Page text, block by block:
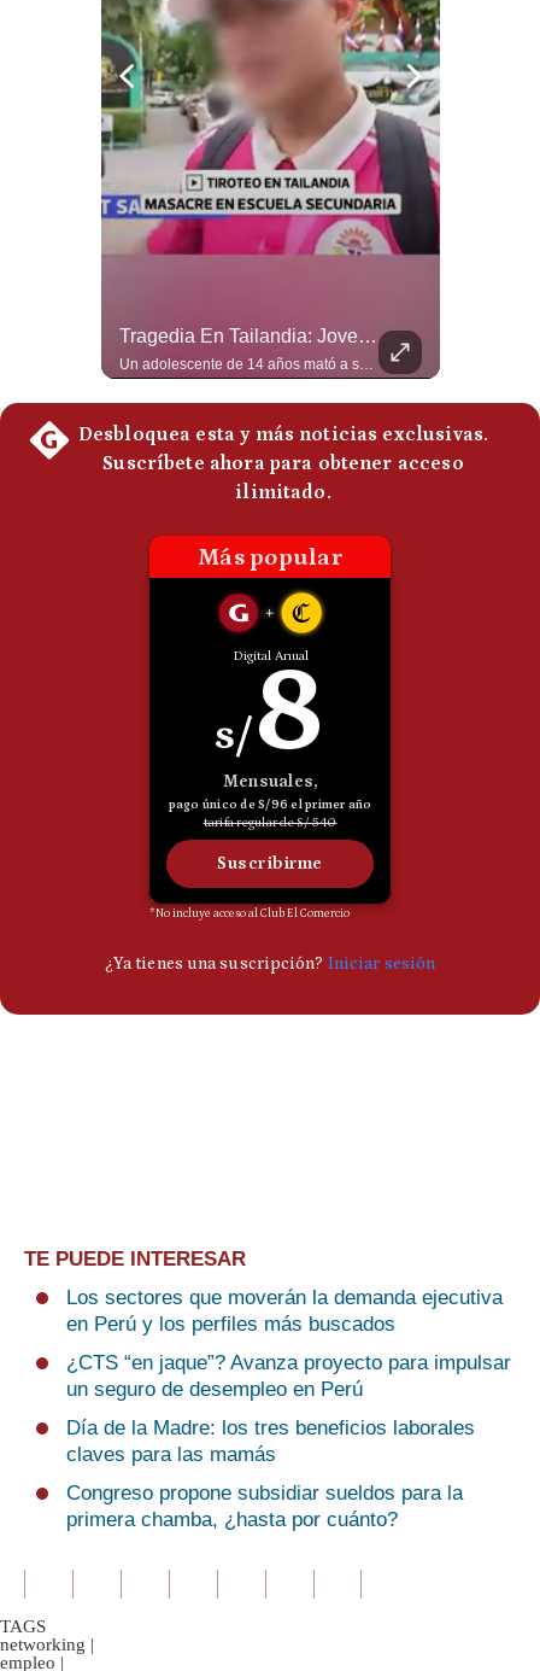
Privacidad
Preguntas
Frecuentes
Tragedia En Tailandia: Joven De 14 Años Ataca A Su Familia Y Colegio | Gestión Mundo
Un adolescente de 14 años mató a sus abuelos y luego atacó su colegio de secundaria en Tailandia, dejando cinco fallecidos adicionales y más de 30 heridos antes de quitarse la vida. Según las autoridades y el primer ministro Anutin Charnvirakul, el hecho habría sido motivado por estrés académico extremo. El suceso reabre el debate sobre la alta posesión de armas de fuego en el país asiático. #Tailandia #Noticias #UltimaHora #NoticiasInternacionales #Shorts 👉 Suscríbete y activa la campana para no perderte nuestro análisis diario. 🌎 Síguenos en nuestras redes sociales: 📌 Web oficial: https://gestion.pe/mundo/ 📌 LinkedIn: http://bit.ly/3HYIET0 📌 X (Twitter): http://bit.ly/4noZtX9 📌 TikTok: http://bit.ly/4evB6TO
TE PUEDE INTERESAR
Los sectores que moverán la demanda ejecutiva
en Perú y los perfiles más buscados
¿CTS “en jaque”? Avanza proyecto para impulsar
un seguro de desempleo en Perú
Día de la Madre: los tres beneficios laborales
claves para las mamás
Congreso propone subsidiar sueldos para la
primera chamba, ¿hasta por cuánto?
TAGS
networking |
empleo |